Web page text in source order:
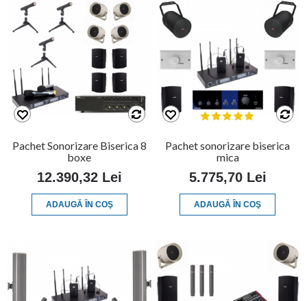
Pachet Sonorizare Biserica 8
boxe
12.390,32 Lei
ADAUGĂ ÎN COŞ
Pachet sonorizare biserica
mica
5.775,70 Lei
ADAUGĂ ÎN COŞ